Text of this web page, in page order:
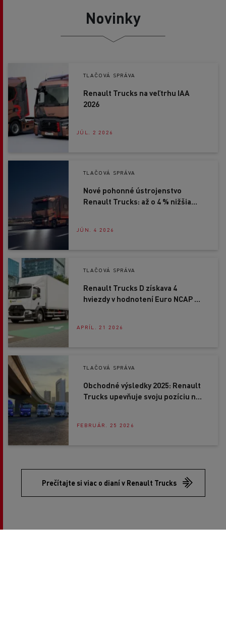
Novinky
TLAČOVÁ SPRÁVA
Renault Trucks na veľtrhu IAA
2026
JÚL. 2 2026
TLAČOVÁ SPRÁVA
Nové pohonné ústrojenstvo
Renault Trucks: až o 4 % nižšia
JÚN. 4 2026
TLAČOVÁ SPRÁVA
Renault Trucks D získava 4
hviezdy v hodnotení Euro NCAP a
APRÍL. 21 2026
TLAČOVÁ SPRÁVA
Obchodné výsledky 2025: Renault
Trucks upevňuje svoju pozíciu na
FEBRUÁR. 25 2026
Prečítajte si viac o dianí v Renault Trucks